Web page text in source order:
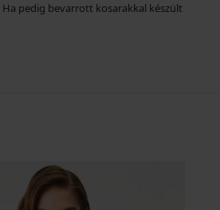
pedig bevarrott kosarakkal készült